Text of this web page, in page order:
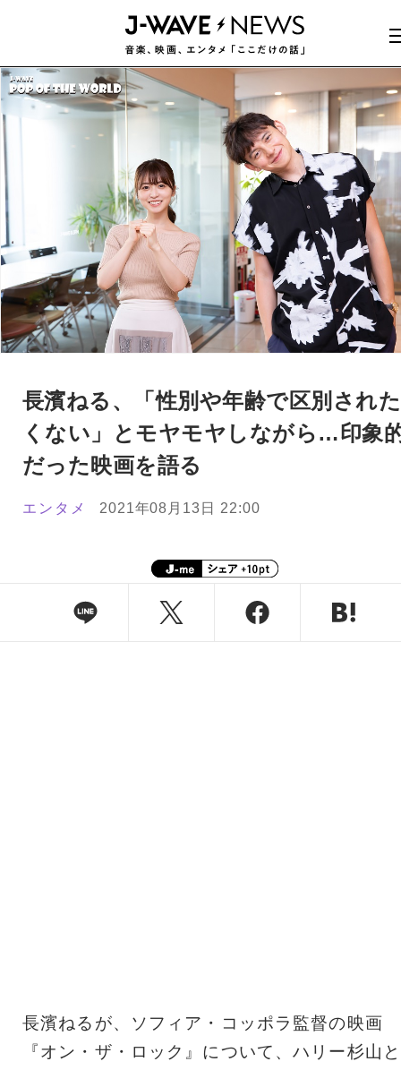
長濱ねる、「性別や年齢で区別された
くない」とモヤモヤしながら…印象
だった映画を語る
エンタメ 2021年08月13日 22:00
長濱ねるが、ソフィア・コッポラ監督の映画
『オン・ザ・ロック』について、ハリー杉山と